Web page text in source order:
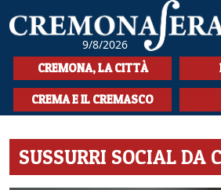
9/8/2026
HOME
CRONACA
LA MUSICA
CREMONA, LA CITTÀ
CREMA E IL CREMASCO
SUSSURRI SOCIAL DA